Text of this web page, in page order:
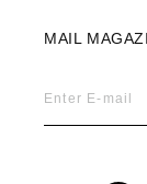
MAIL
Enter E-mail